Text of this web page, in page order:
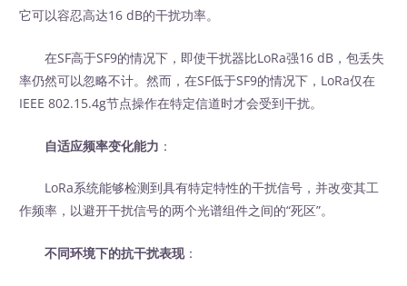
它可以容忍高达16 dB的干扰功率。
在SF高于SF9的情况下，即使干扰器比LoRa强16 dB，包丢失
率仍然可以忽略不计。然而，在SF低于SF9的情况下，LoRa仅在
IEEE 802.15.4g节点操作在特定信道时才会受到干扰。
自适应频率变化能力 ：
LoRa系统能够检测到具有特定特性的干扰信号，并改变其工
作频率，以避开干扰信号的两个光谱组件之间的“死区”。
不同环境下的抗干扰表现：